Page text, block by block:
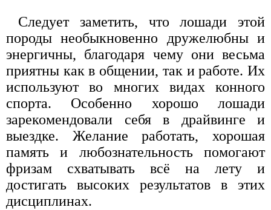
Следует заметить, что лошади этой
породы необыкновенно дружелюбны и
энергичны, благодаря чему они весьма
приятны как в общении, так и работе. Их
используют во многих видах конного
спорта. Особенно хорошо лошади
зарекомендовали себя в драйвинге и
выездке. Желание работать, хорошая
память и любознательность помогают
фризам схватывать всё на лету и
достигать высоких результатов в этих
дисциплинах.